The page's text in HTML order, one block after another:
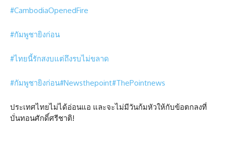
#CambodiaOpenedFire
#กัมพูชายิงก่อน
#ไทยนี้รักสงบแต่ถึงรบไม่ขลาด
#กัมพูชายิงก่อน#Newsthepoint#ThePointnews
ประเทศไทยไม่ได้อ่อนแอ และจะไม่มีวันก้มหัวให้กับข้อตกลงที่
บั่นทอนศักดิ์ศรีชาติ!